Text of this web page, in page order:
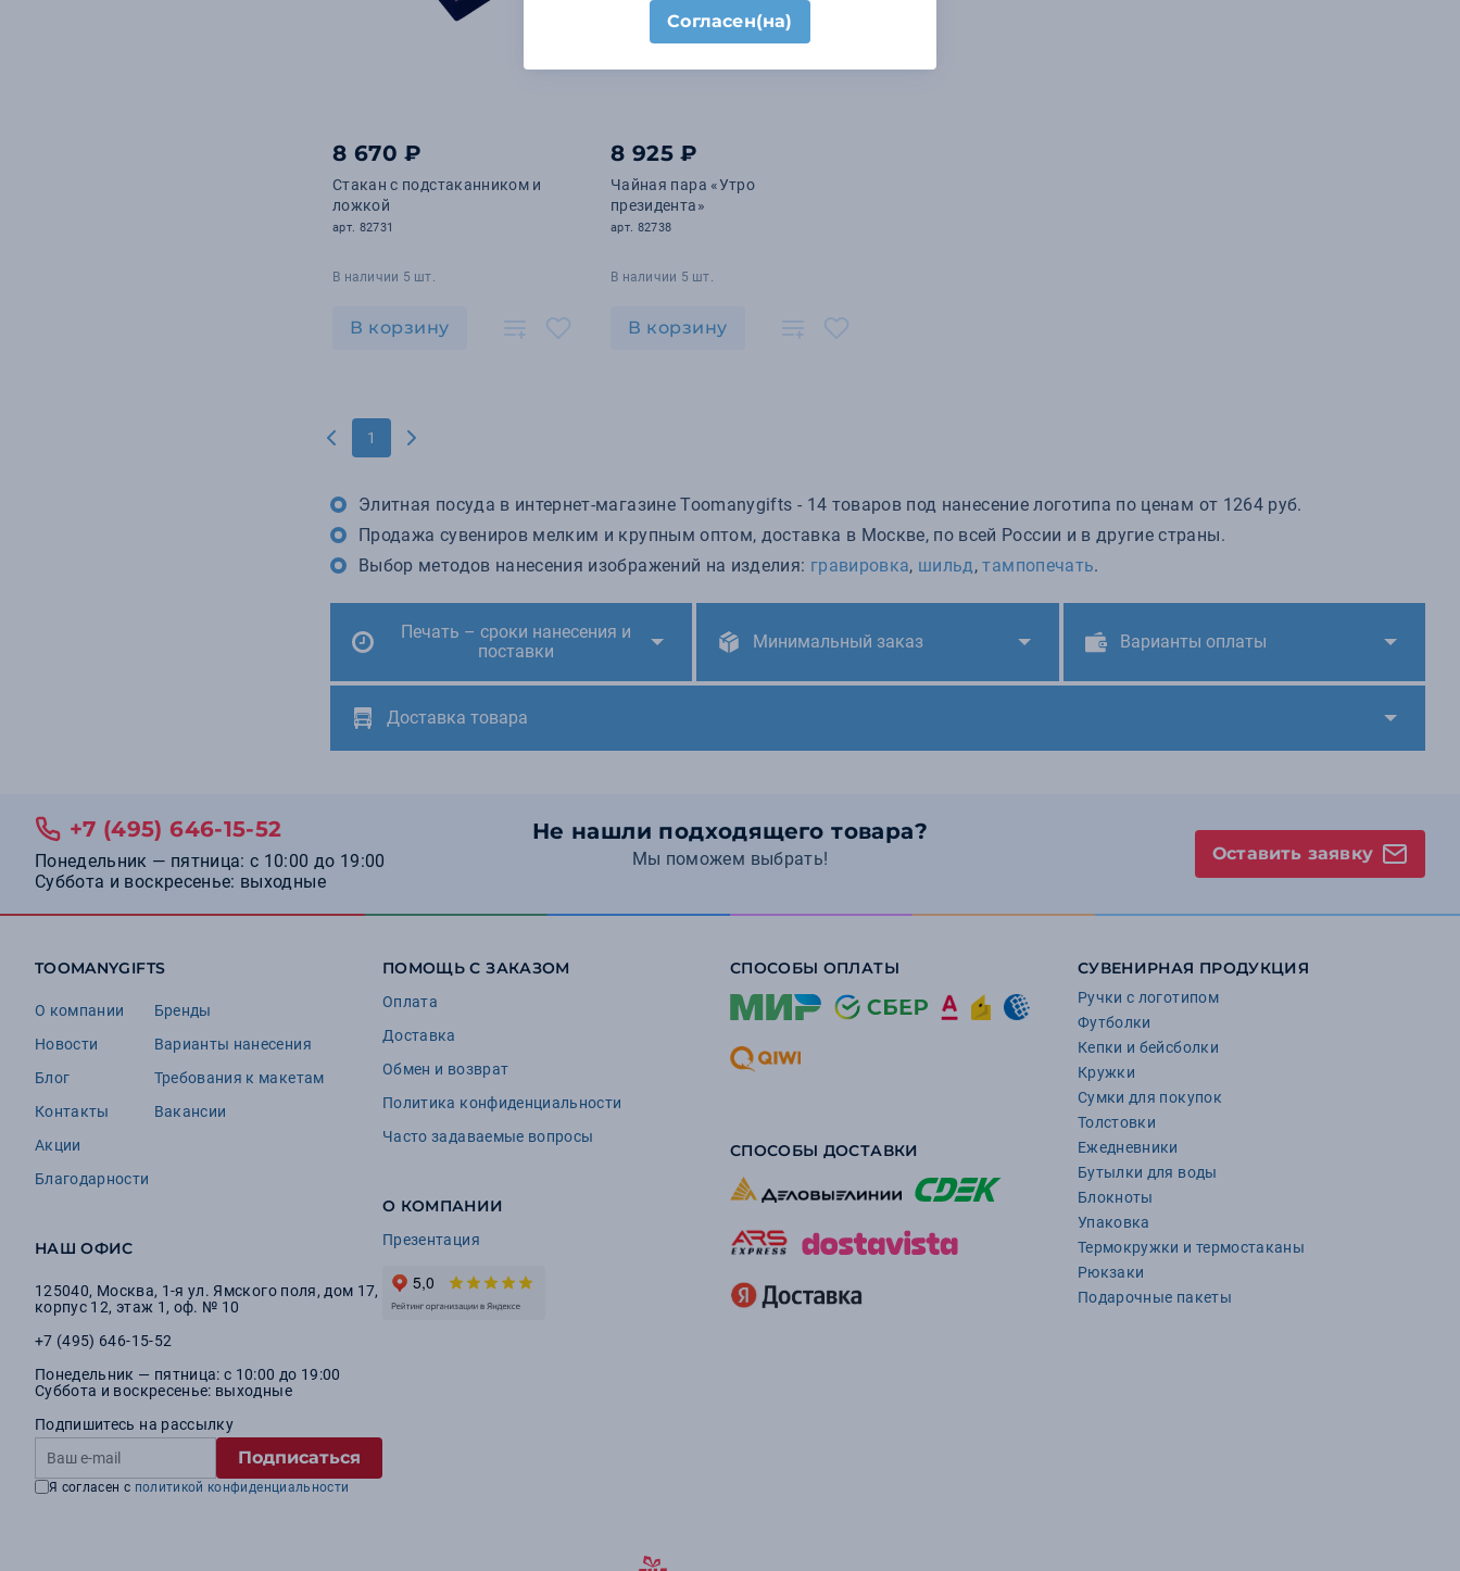
8 670 ₽
Стакан с подстаканником и
ложкой
арт. 82731
В наличии 5 шт.
В корзину
8 925 ₽
Чайная пара «Утро
президента»
арт. 82738
В наличии 5 шт.
В корзину
1
Элитная посуда в интернет-магазине Toomanygifts - 14 товаров под нанесение логотипа по ценам от 1264 руб.
Продажа сувениров мелким и крупным оптом, доставка в Москве, по всей России и в другие страны.
Выбор методов нанесения изображений на изделия: гравировка, шильд, тампопечать.
Печать – сроки нанесения и
поставки
Минимальный заказ Варианты оплаты
Доставка товара
Не нашли подходящего товара?
Мы поможем выбрать!
+7 (495) 646-15-52
Понедельник — пятница: с 10:00 до 19:00
Суббота и воскресенье: выходные
Оставить заявку
TOOMANYGIFTS
О компании
Новости
Блог
Контакты
Акции
Благодарности
Бренды
Варианты нанесения
Требования к макетам
Вакансии
НАШ ОФИС
125040, Москва, 1-я ул. Ямского поля, дом 17,
корпус 12, этаж 1, оф. № 10
+7 (495) 646-15-52
Понедельник — пятница: с 10:00 до 19:00
Суббота и воскресенье: выходные
Подпишитесь на рассылку
Подписаться
Я согласен с политикой конфиденциальности
ПОМОЩЬ С ЗАКАЗОМ
Оплата
Доставка
Обмен и возврат
Политика конфиденциальности
Часто задаваемые вопросы
О КОМПАНИИ
Презентация
СПОСОБЫ ОПЛАТЫ
СПОСОБЫ ДОСТАВКИ
СУВЕНИРНАЯ ПРОДУКЦИЯ
Ручки с логотипом
Футболки
Кепки и бейсболки
Кружки
Сумки для покупок
Толстовки
Ежедневники
Бутылки для воды
Блокноты
Упаковка
Термокружки и термостаканы
Рюкзаки
Подарочные пакеты
Согласен(на)